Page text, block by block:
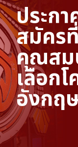
ประก
สมัคร
คุณสม
เลือก
อังกฤ